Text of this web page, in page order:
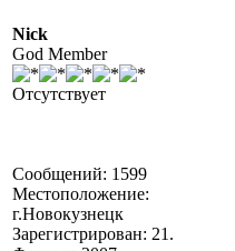
Nick
God Member
Отсутствует
Сообщений: 1599
Местоположение:
г.Новокузнецк
Зарегистрирован: 21.